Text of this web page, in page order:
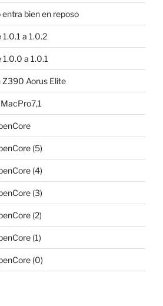
bien en reposo
a 1.0.2
a 1.0.1
Z390 Aorus Elite
(5)
(4)
(3)
(2)
(1)
(0)